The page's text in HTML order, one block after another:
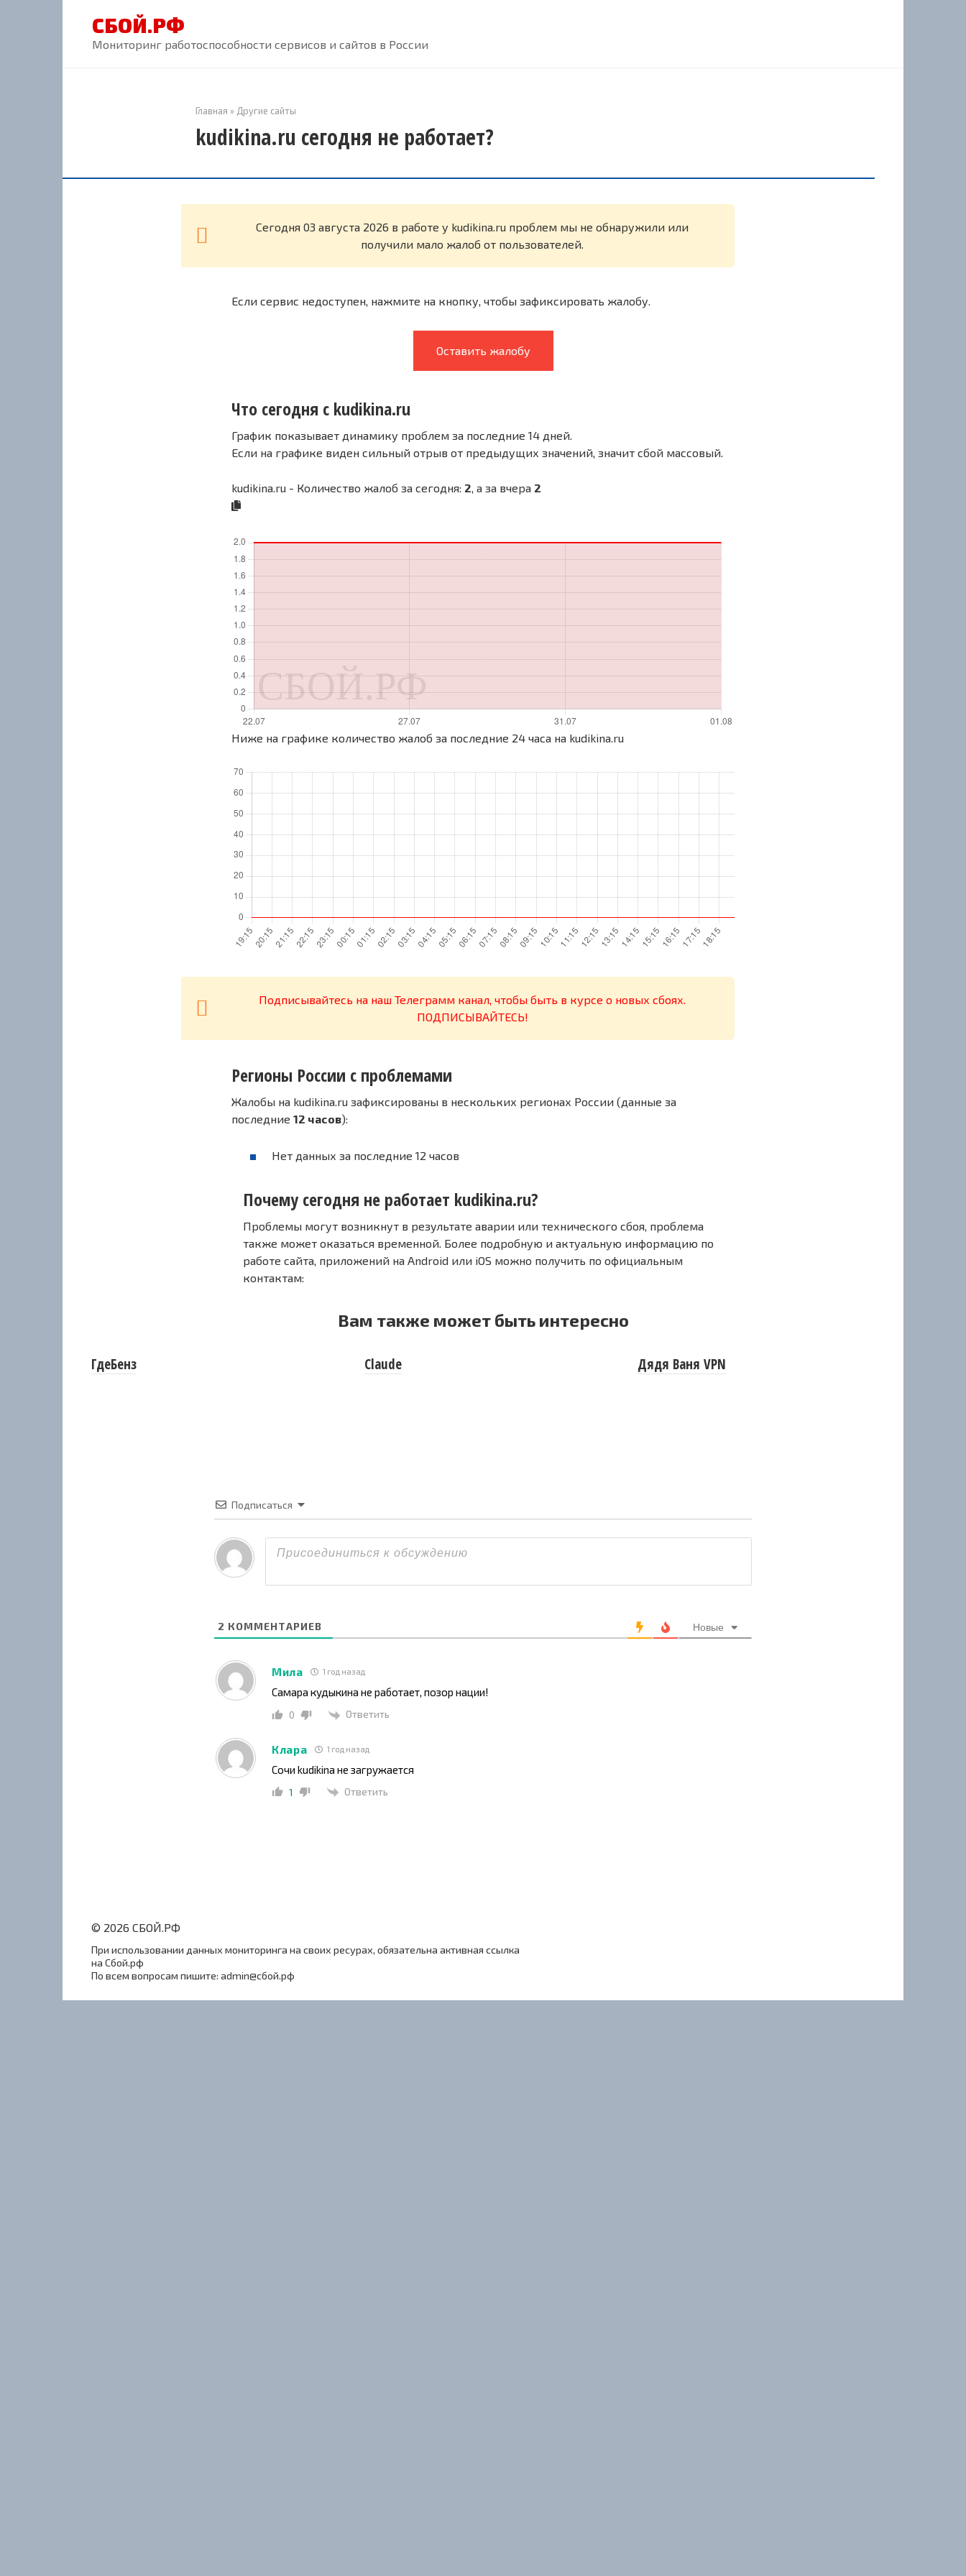
СБОЙ.РФ
Мониторинг работоспособности сервисов и сайтов в России
Главная » Другие сайты
kudikina.ru сегодня не работает?
Cегодня 03 августа 2026 в работе у kudikina.ru проблем мы не обнаружили или
получили мало жалоб от пользователей.
Если сервис недоступен, нажмите на кнопку, чтобы зафиксировать жалобу.
Оставить жалобу
Что сегодня с kudikina.ru
График показывает динамику проблем за последние 14 дней.
Если на графике виден сильный отрыв от предыдущих значений, значит сбой массовый.
kudikina.ru - Количество жалоб за сегодня: 2, а за вчера 2
Ниже на графике количество жалоб за последние 24 часа на kudikina.ru
Подписывайтесь на наш Телеграмм канал, чтобы быть в курсе о новых сбоях.
ПОДПИСЫВАЙТЕСЬ!
Регионы России с проблемами
Жалобы на kudikina.ru зафиксированы в нескольких регионах России (данные за
последние 12 часов):
Нет данных за последние 12 часов
Почему сегодня не работает kudikina.ru?
Проблемы могут возникнут в результате аварии или технического сбоя, проблема
также может оказаться временной. Более подробную и актуальную информацию по
работе сайта, приложений на Android или iOS можно получить по официальным
контактам:
Вам также может быть интересно
ГдеБенз Claude Дядя Ваня VPN
Подписаться
2 КОММЕНТАРИЕВ Новые
Мила 1 год назад
Самара кудыкина не работает, позор нации!
0 Ответить
Клара 1 год назад
Сочи kudikina не загружается
1 Ответить
© 2026 СБОЙ.РФ
При использовании данных мониторинга на своих ресурах, обязательна активная ссылка
на Сбой.рф
По всем вопросам пишите: admin@сбой.рф